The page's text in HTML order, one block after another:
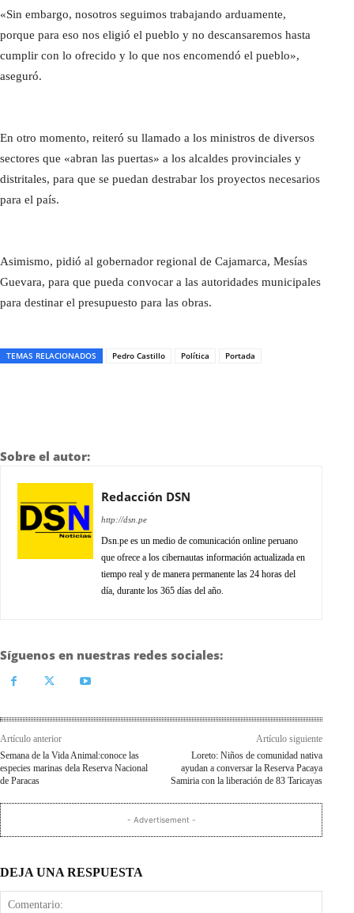
«Sin embargo, nosotros seguimos trabajando arduamente,
porque para eso nos eligió el pueblo y no descansaremos hasta
cumplir con lo ofrecido y lo que nos encomendó el pueblo»,
aseguró.
En otro momento, reiteró su llamado a los ministros de diversos
sectores que «abran las puertas» a los alcaldes provinciales y
distritales, para que se puedan destrabar los proyectos necesarios
para el país.
Asimismo, pidió al gobernador regional de Cajamarca, Mesías
Guevara, para que pueda convocar a las autoridades municipales
para destinar el presupuesto para las obras.
TEMAS RELACIONADOS Pedro Castillo Política Portada
Sobre el autor:
Redacción DSN
http://dsn.pe
Dsn.pe es un medio de comunicación online peruano
que ofrece a los cibernautas información actualizada en
tiempo real y de manera permanente las 24 horas del
día, durante los 365 días del año.
Síguenos en nuestras redes sociales:
Artículo anterior
Semana de la Vida Animal:conoce las
especies marinas dela Reserva Nacional
de Paracas
Artículo siguiente
Loreto: Niños de comunidad nativa
ayudan a conversar la Reserva Pacaya
Samiria con la liberación de 83 Taricayas
- Advertisement -
DEJA UNA RESPUESTA